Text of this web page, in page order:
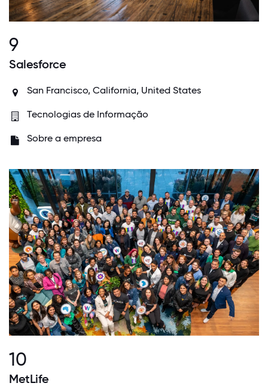
9
Salesforce
San Francisco, California, United States
Tecnologias de Informação
Sobre a empresa
10
MetLife